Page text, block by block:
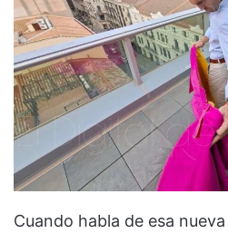
Cuando habla de esa